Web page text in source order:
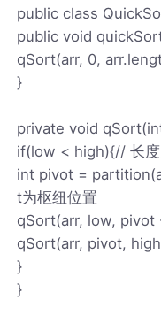
public class
public void
qSort(arr, 0,
}
private void
if(low < high){// 长度
int pivot =
t为枢纽位置
qSort(arr, low, pivot
qSort(arr, pivot,
}
}